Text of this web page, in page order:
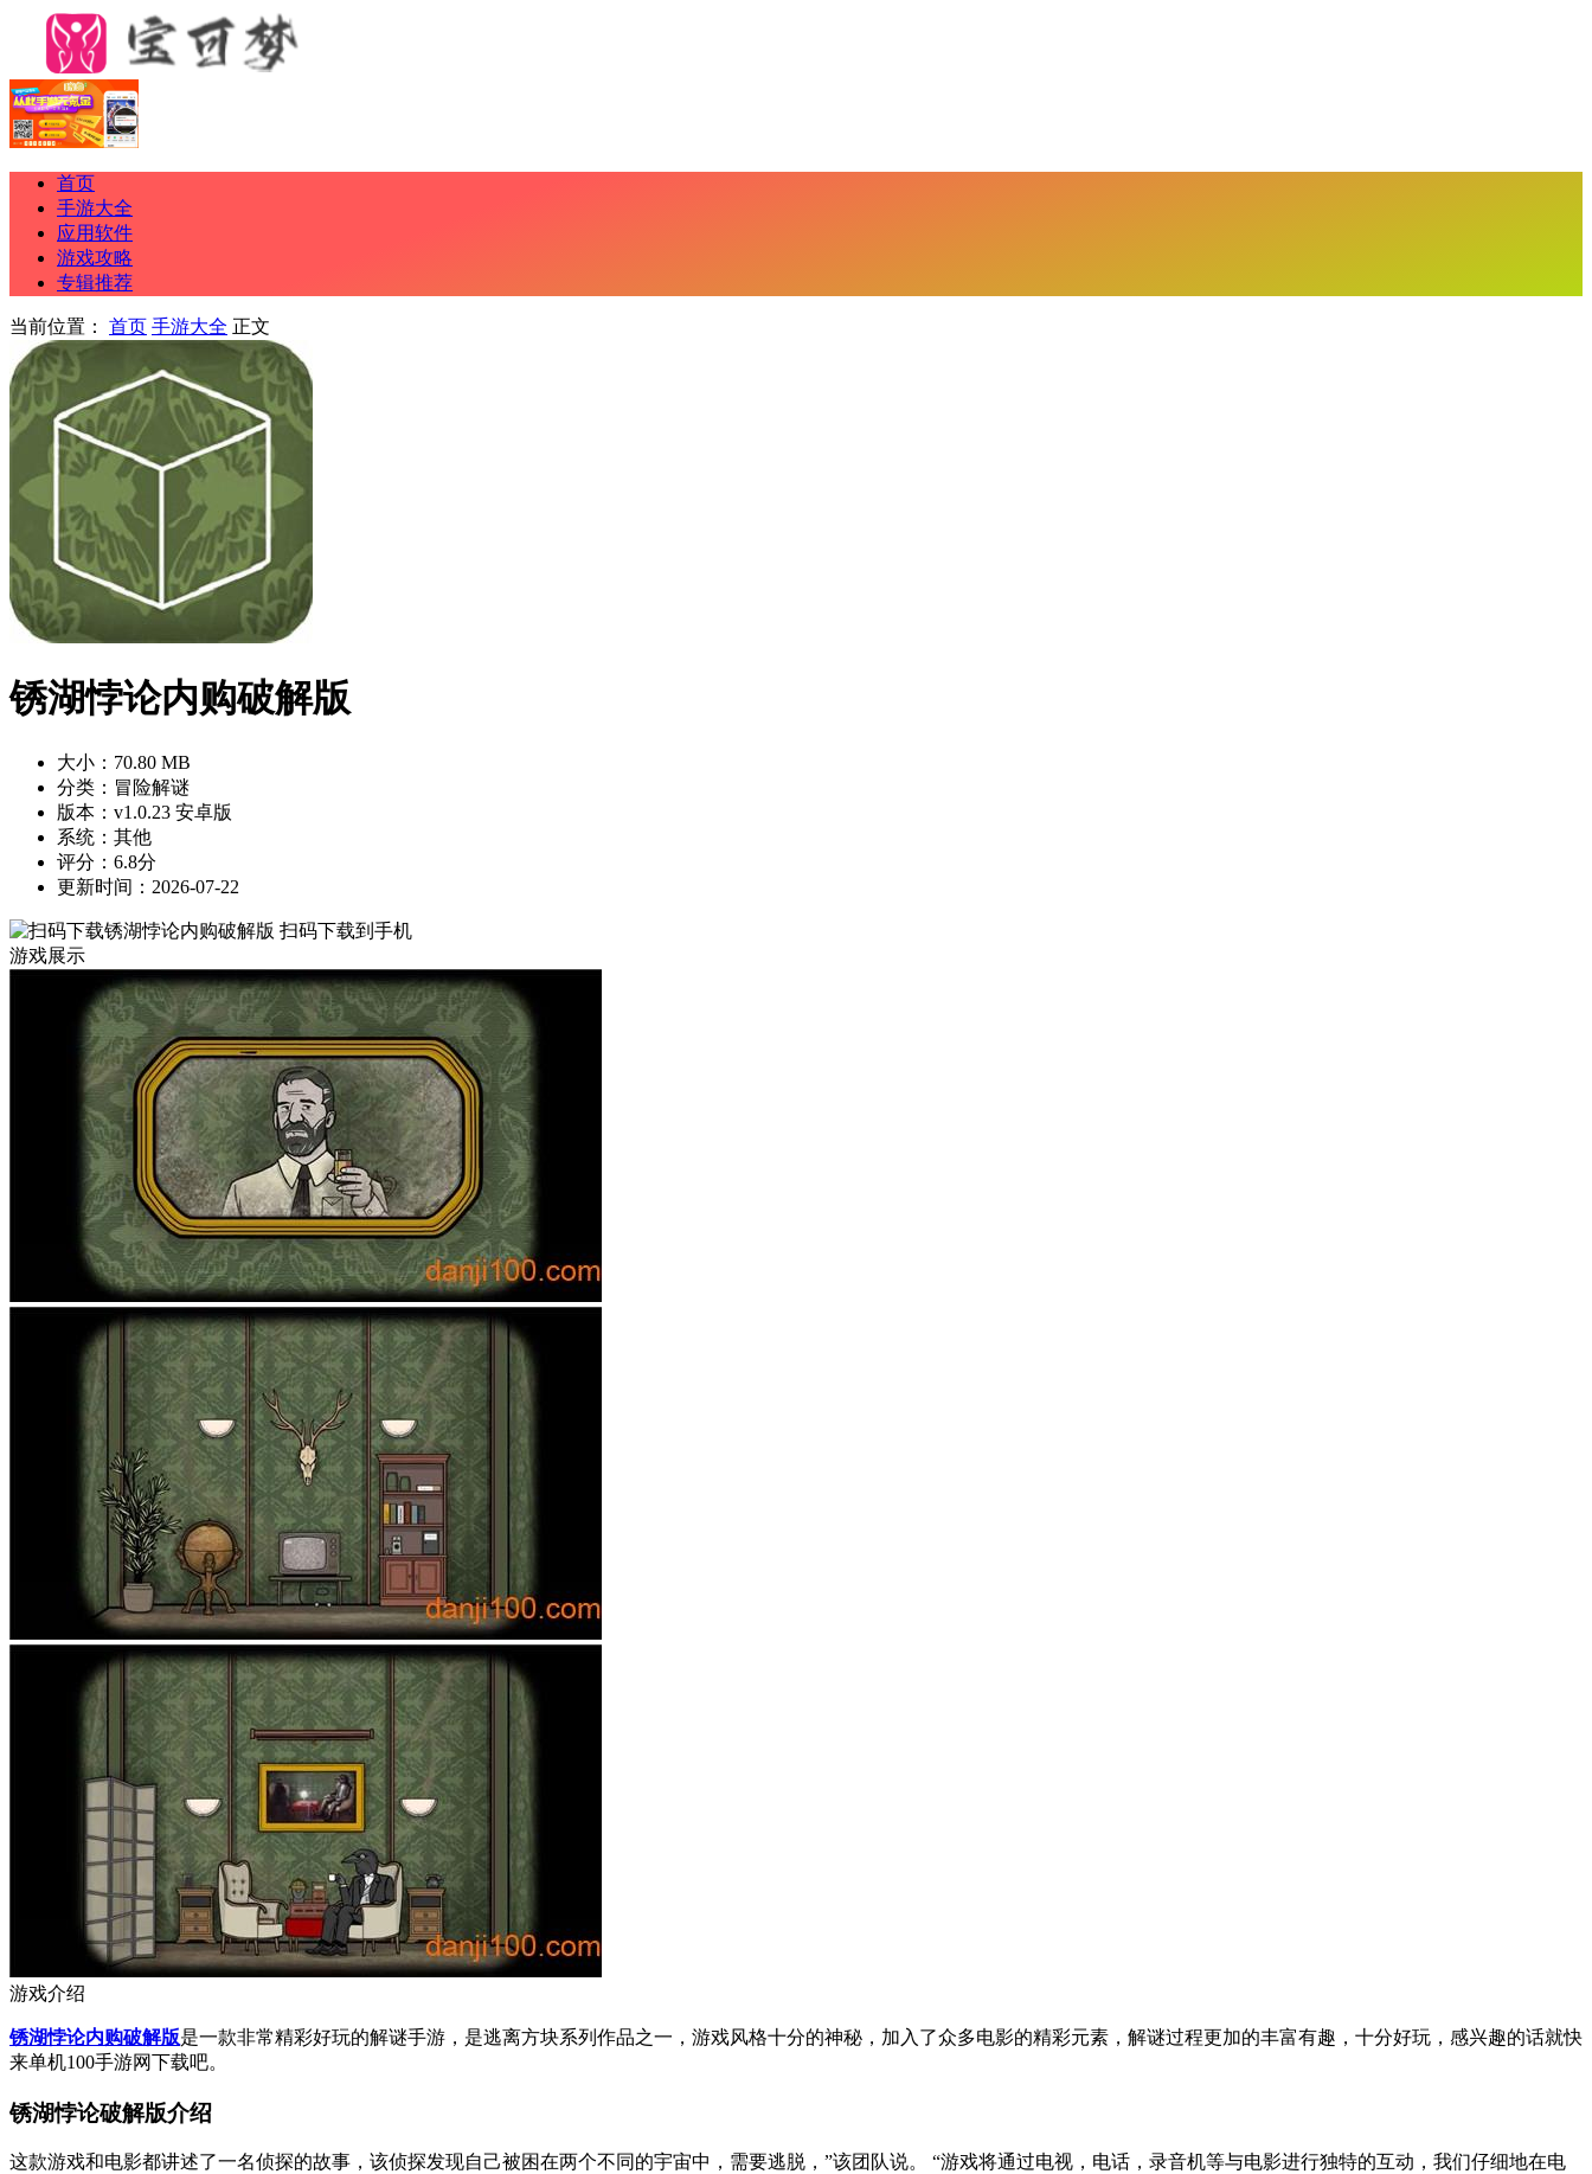
首页
手游大全
应用软件
游戏攻略
专辑推荐
当前位置： 首页 手游大全 正文
锈湖悖论内购破解版
大小：70.80 MB
分类：冒险解谜
版本：v1.0.23 安卓版
系统：其他
评分：6.8分
更新时间：2026-07-22
扫码下载到手机
游戏展示
游戏介绍
锈湖悖论内购破解版是一款非常精彩好玩的解谜手游，是逃离方块系列作品之一，游戏风格十分的神秘，加入了众多电影的精彩元素，解谜过程更加的丰富有趣，十分好玩，感兴趣的话就快
来单机100手游网下载吧。
锈湖悖论破解版介绍
这款游戏和电影都讲述了一名侦探的故事，该侦探发现自己被困在两个不同的宇宙中，需要逃脱，”该团队说。 “游戏将通过电视，电话，录音机等与电影进行独特的互动，我们仔细地在电